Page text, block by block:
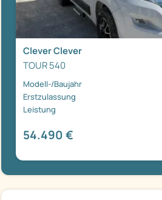
Clever Clever
TOUR 540
Modell-/Baujahr
Erstzulassung
Leistung
54.490 €